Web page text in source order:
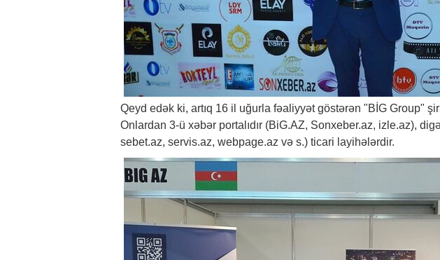
Qeyd edək ki, artıq 16 il uğurla fəaliyyət göstərən "BİG Group"
Onlardan 3-ü xəbər portalıdır (BiG.AZ, Sonxeber.az, izle.az),
sebet.az, servis.az, webpage.az və s.) ticari layihələrdir.